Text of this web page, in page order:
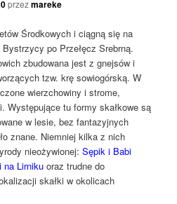
przezmareke
Środkowych i ciągną się na
po Przełęcz Srebrną.
zbudowana jest z gnejsów i
tzw. krę sowiogórską. W
wierzchowiny i strome,
Występujące tu formy skałkowe są
w lesie, bez fantazyjnych
znane. Niemniej kilka z nich
nieożywionej:Sępik i Babi
na Lirniku oraz trudne do
skałki w okolicach